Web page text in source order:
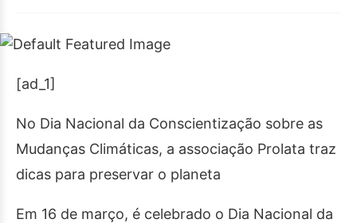
[ad_1]
No Dia Nacional da Conscientização sobre as
Mudanças Climáticas, a associação Prolata traz
dicas para preservar o planeta
Em 16 de março, é celebrado o Dia Nacional da